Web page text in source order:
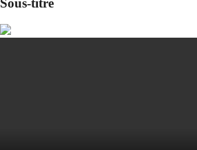
Sous-titre